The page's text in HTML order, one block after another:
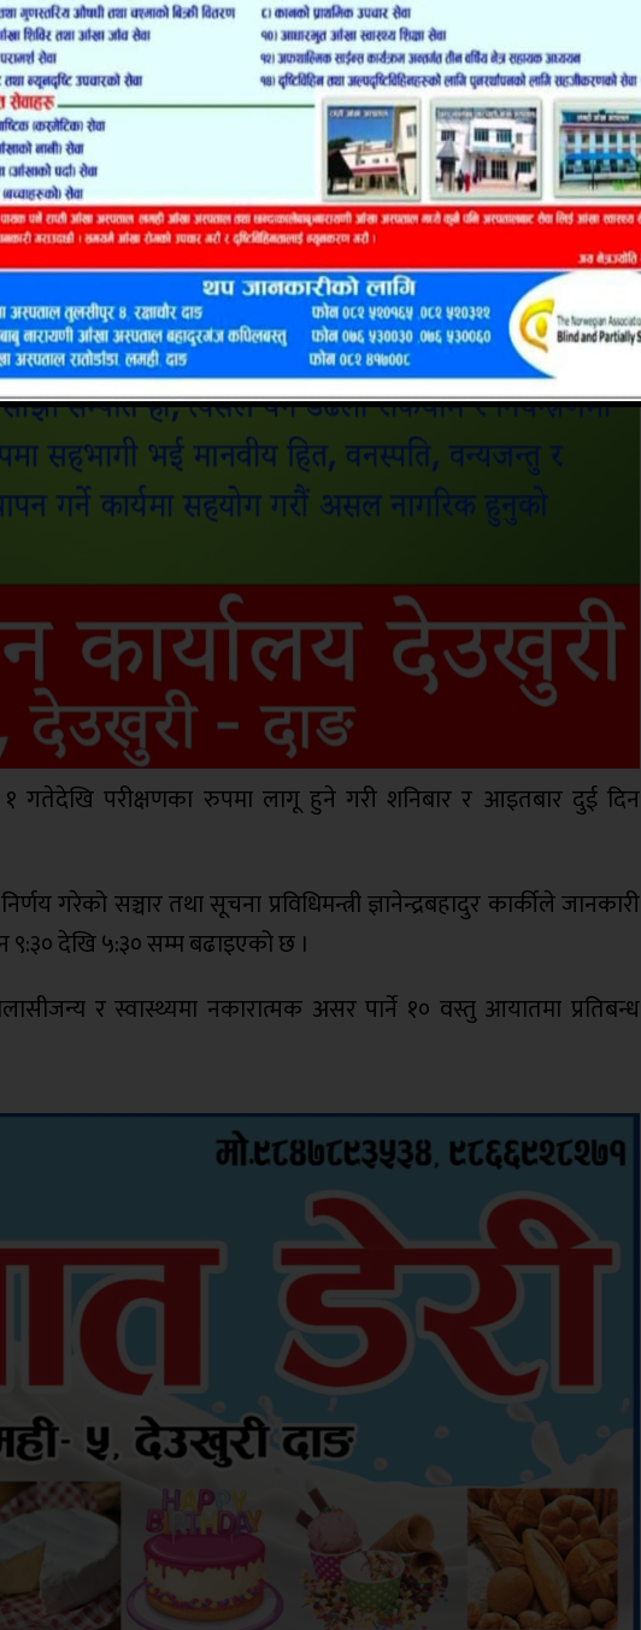
गतेदेखि परीक्षणका रुपमा लागू हुने गरी शनिबार र आइतबार दुई दिन
गरेको सञ्चार तथा सूचना प्रविधिमन्त्री ज्ञानेन्द्रबहादुर कार्कीले जानकारी
देखि ५:३० सम्‍म बढाइएको छ ।
र स्वास्थ्यमा नकारात्मक असर पार्ने १० वस्तु आयातमा प्रतिबन्ध